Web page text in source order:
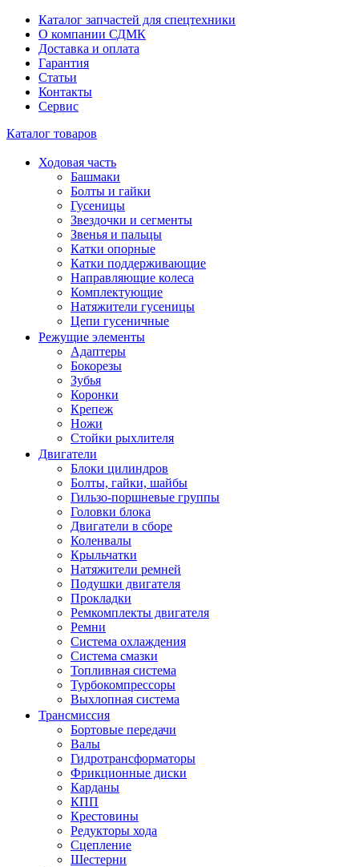
Каталог запчастей для спецтехники
О компании СДМК
Доставка и оплата
Гарантия
Статьи
Контакты
Сервис
Каталог товаров
Ходовая часть
Башмаки
Болты и гайки
Гусеницы
Звездочки и сегменты
Звенья и пальцы
Катки опорные
Катки поддерживающие
Направляющие колеса
Комплектующие
Натяжители гусеницы
Цепи гусеничные
Режущие элементы
Адаптеры
Бокорезы
Зубья
Коронки
Крепеж
Ножи
Стойки рыхлителя
Двигатели
Блоки цилиндров
Болты, гайки, шайбы
Гильзо-поршневые группы
Головки блока
Двигатели в сборе
Коленвалы
Крыльчатки
Натяжители ремней
Подушки двигателя
Прокладки
Ремкомплекты двигателя
Ремни
Система охлаждения
Система смазки
Топливная система
Турбокомпрессоры
Выхлопная система
Трансмиссия
Бортовые передачи
Валы
Гидротрансформаторы
Фрикционные диски
Карданы
КПП
Крестовины
Редукторы хода
Сцепление
Шестерни